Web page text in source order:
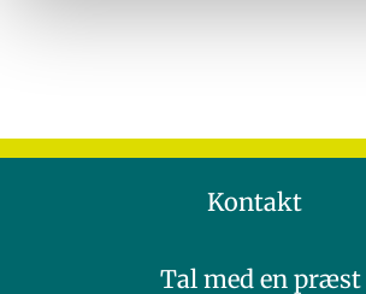
Kontakt
Tal med en præst